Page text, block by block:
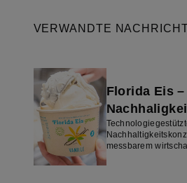
VERWANDTE
Florida Eis
messbarem